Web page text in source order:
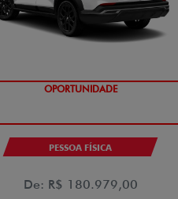
OPORTUNIDADE
PESSOA FÍSICA
De: R$ 180.979,00